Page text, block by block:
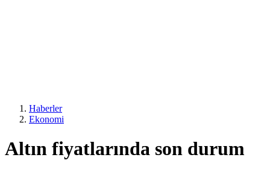
Haberler
Ekonomi
Altın fiyatlarında son durum